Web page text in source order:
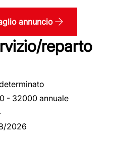
annuncio
reparto
- 32000 annuale
2026